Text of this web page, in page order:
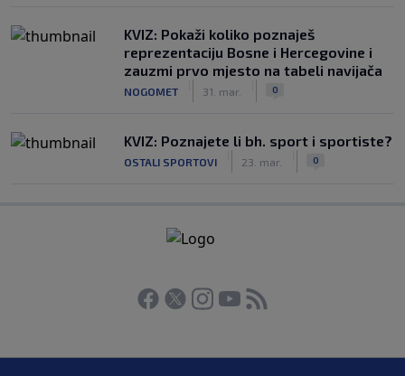
KVIZ: Pokaži koliko poznaješ
reprezentaciju Bosne i Hercegovine i
zauzmi prvo mjesto na tabeli navijača
NOGOMET 31. mar. 0
KVIZ: Poznajete li bh. sport i sportiste?
OSTALI SPORTOVI 23. mar. 0